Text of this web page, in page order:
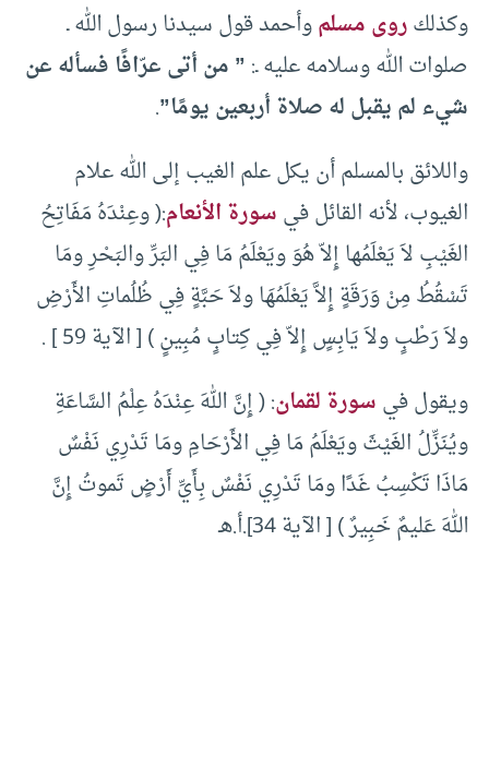
وكذلكروى مسلموأحمد قول سيدنا رسول الله ـ
صلوات الله وسلامه عليه ـ: ” من أتى عرّافًا فسأله عن
شيء لم يقبل له صلاة أربعين يومًا”.
واللائق بالمسلم أن يكل علم الغيب إلى الله علام
الغيوب، لأنه القائل فيسورة الأنعام:( وعِنْدَهُ مَفَاتِحُ
الغَيْبِ لاَ يَعْلَمُها إِلاّ هُوَ ويَعْلَمُ مَا فِي البَرِّ والبَحْرِ ومَا
تَسْقُطُ مِنْ وَرَقَةٍ إِلاَّ يَعْلَمُهَا ولاَ حَبَّةٍ فِي ظُلُماتِ الأَرْضِ
ولاَ رَطْبٍ ولاَ يَابِسٍ إِلاّ فِي كِتابٍ مُبِينٍ ) [ الآية 59 ] .
ويقول فيسورة لقمان: ( إِنَّ اللهَ عِنْدَهُ عِلْمُ السَّاعَةِ
ويُنَزِّلُ الغَيْثَ ويَعْلَمُ مَا فِي الأَرْحَامِ ومَا تَدْرِي نَفْسٌ
مَاذَا تَكْسِبُ غَدًا ومَا تَدْرِي نَفْسٌ بِأَيِّ أَرْضٍ تَموتُ إِنَّ
اللهَ عَليمٌ خَبِيرٌ ) [ الآية 34].أ.هـ